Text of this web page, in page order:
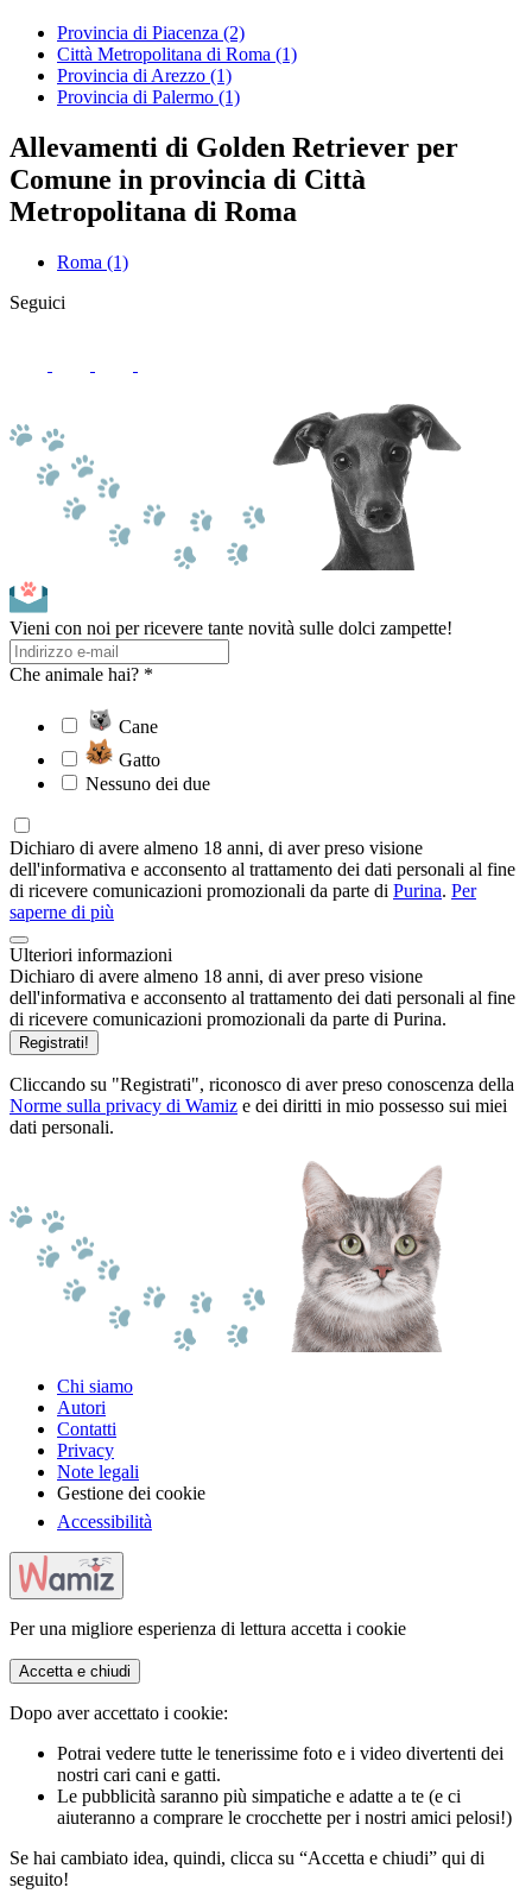
Provincia di Piacenza (2)
Città Metropolitana di Roma (1)
Provincia di Arezzo (1)
Provincia di Palermo (1)
Allevamenti di Golden Retriever per
Comune in provincia di Città
Metropolitana di Roma
Roma (1)
Seguici
Vieni con noi per ricevere tante novità sulle dolci zampette!
Che animale hai? *
Cane
Gatto
Nessuno dei due
Dichiaro di avere almeno 18 anni, di aver preso visione
dell'informativa e acconsento al trattamento dei dati personali al fine
di ricevere comunicazioni promozionali da parte di Purina. Per
saperne di più
Ulteriori informazioni
Dichiaro di avere almeno 18 anni, di aver preso visione
dell'informativa e acconsento al trattamento dei dati personali al fine
di ricevere comunicazioni promozionali da parte di Purina.
Registrati!
Cliccando su "Registrati", riconosco di aver preso conoscenza della
Norme sulla privacy di Wamiz e dei diritti in mio possesso sui miei
dati personali.
Chi siamo
Autori
Contatti
Privacy
Note legali
Gestione dei cookie
Accessibilità
Per una migliore esperienza di lettura accetta i cookie
Accetta e chiudi
Dopo aver accettato i cookie:
Potrai vedere tutte le tenerissime foto e i video divertenti dei
nostri cari cani e gatti.
Le pubblicità saranno più simpatiche e adatte a te (e ci
aiuteranno a comprare le crocchette per i nostri amici pelosi!)
Se hai cambiato idea, quindi, clicca su “Accetta e chiudi” qui di
seguito!